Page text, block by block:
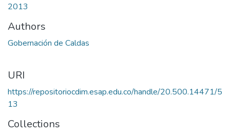
2013
Authors
Gobernación de Caldas
URI
https://repositoriocdim.esap.edu.co/handle/20.500.14471/5
13
Collections